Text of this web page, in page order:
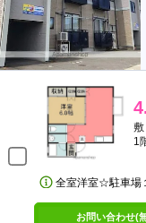
敷
1
全室洋室☆駐車場
お問い合わせ(